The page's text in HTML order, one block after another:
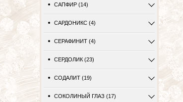
САПФИР (14)
САРДОНИКС (4)
СЕРАФИНИТ (4)
СЕРДОЛИК (23)
СОДАЛИТ (19)
СОКОЛИНЫЙ ГЛАЗ (17)